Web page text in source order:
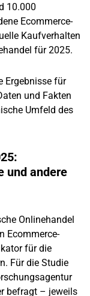
10.000
Ecommerce-
Kaufverhalten
für 2025.
Ergebnisse für
und Fakten
Umfeld des
und andere
Onlinehandel
Ecommerce-
für die
Für die Studie
befragt – jeweils